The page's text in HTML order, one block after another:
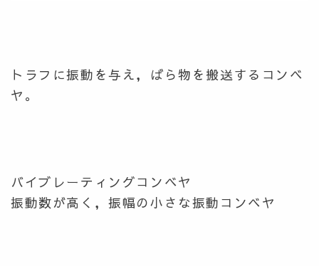
トラフに振動を与え，ばら物を搬送するコンベ
ヤ。
バイブレーティングコンベヤ
振動数が高く，振幅の小さな振動コンベヤ